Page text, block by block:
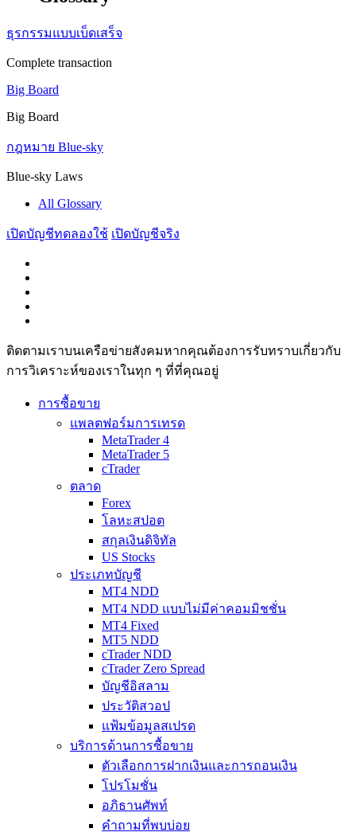
ธุรกรรมแบบเบ็ดเสร็จ
Complete transaction
Big Board
Big Board
กฎหมาย Blue-sky
Blue-sky Laws
All Glossary
เปิดบัญชีทดลองใช้ เปิดบัญชีจริง
ติดตามเราบนเครือข่ายสังคมหากคุณต้องการรับทราบเกี่ยวกับ
การวิเ­คราะห์ของเราในทุก ๆ ที่ที่คุณอยู่
การซื้อขาย
แพลตฟอร์มการเทรด
MetaTrader 4
MetaTrader 5
cTrader
ตลาด
Forex
โลหะสปอต
สกุลเงินดิจิทัล
US Stocks
ประเภทบัญชี
MT4 NDD
MT4 NDD แบบไม่มีค่าคอมมิชชั่น
MT4 Fixed
MT5 NDD
cTrader NDD
cTrader Zero Spread
บัญชีอิสลาม
ประวัติสวอป
แฟ้มข้อมูลสเปรด
บริการด้านการซื้อขาย
ตัวเลือกการฝากเงินและการถอนเงิน
โปรโมชั่น
อภิธานศัพท์
คำถามที่พบบ่อย